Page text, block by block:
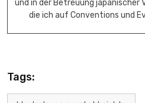
und in der Betreuung
die ich auf Conventions und
Tags: